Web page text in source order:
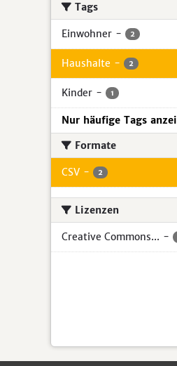
Tags
Einwohner - 2
Haushalte - 2
Kinder - 1
Nur häufige Tags
Formate
CSV - 2
Lizenzen
Creative Commons... -